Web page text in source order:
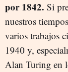
por 1842. Si
nuestros
varios trabajos
1940 y,
Alan Turing en